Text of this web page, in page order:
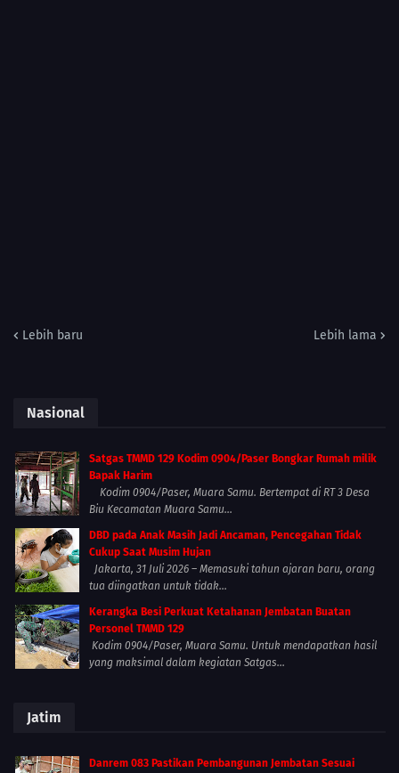
Lebih baru Lebih lama
Nasional
Satgas TMMD 129 Kodim 0904/Paser Bongkar Rumah milik
Bapak Harim
Kodim 0904/Paser, Muara Samu. Bertempat di RT 3 Desa
Biu Kecamatan Muara Samu...
DBD pada Anak Masih Jadi Ancaman, Pencegahan Tidak
Cukup Saat Musim Hujan
Jakarta, 31 Juli 2026 – Memasuki tahun ajaran baru, orang
tua diingatkan untuk tidak...
Kerangka Besi Perkuat Ketahanan Jembatan Buatan
Personel TMMD 129
Kodim 0904/Paser, Muara Samu. Untuk mendapatkan hasil
yang maksimal dalam kegiatan Satgas...
Jatim
Danrem 083 Pastikan Pembangunan Jembatan Sesuai